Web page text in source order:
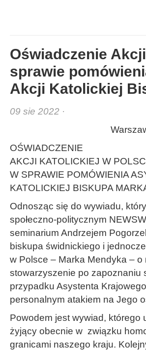
Oświadczenie
sprawie
Akcji Katolickiej
09 sie 2022 ·
OŚWIADCZENIE
AKCJI KATOLICKIEJ W
W SPRAWIE POMÓWIENIA
KATOLICKIEJ BISKUPA
Odnosząc się do wywiadu,
społeczno-politycznym
seminarium Andrzejem
biskupa świdnickiego i
w Polsce – Marka Mendyka –
stowarzyszenie po zapoznaniu
przypadku Asystenta
personalnym atakiem na Jego
Powodem jest wywiad, którego
żyjący obecnie w związku
granicami naszego kraju.